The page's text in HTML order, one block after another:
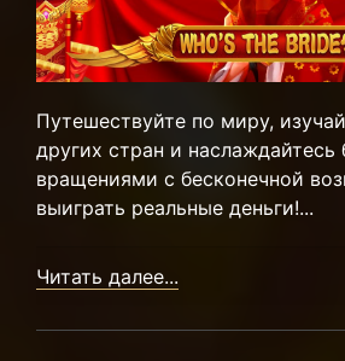
Путешествуйте по миру,
других стран и наслаждайтесь
вращениями с бесконечной
выиграть реальные деньги!...
Читать далее...